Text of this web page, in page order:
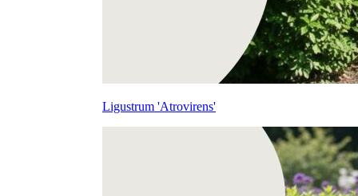
Ligustrum 'Atrovirens'